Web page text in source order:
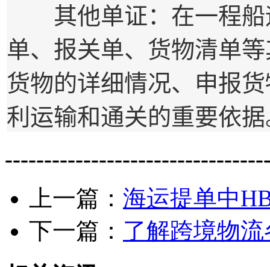
其他单证：在一程船
单、报关单、货物清单
货物的详细情况、申报
利运输和通关的重要依
上一篇： 海运提单中
下一篇： 了解跨境物